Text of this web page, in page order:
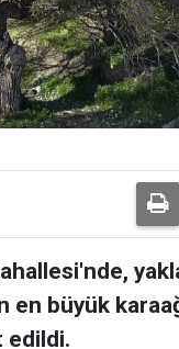
büyük
edildi.